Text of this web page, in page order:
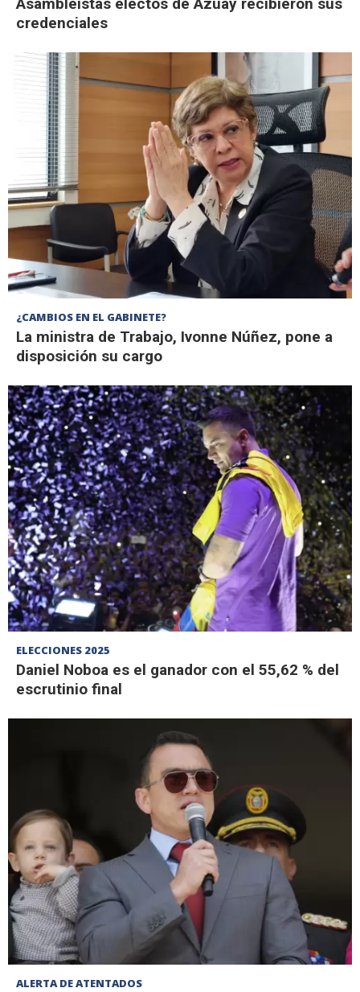
Asambleístas electos de Azuay recibieron sus
credenciales
¿CAMBIOS EN EL GABINETE?
La ministra de Trabajo, Ivonne Núñez, pone a
disposición su cargo
ELECCIONES 2025
Daniel Noboa es el ganador con el 55,62 % del
escrutinio final
ALERTA DE ATENTADOS